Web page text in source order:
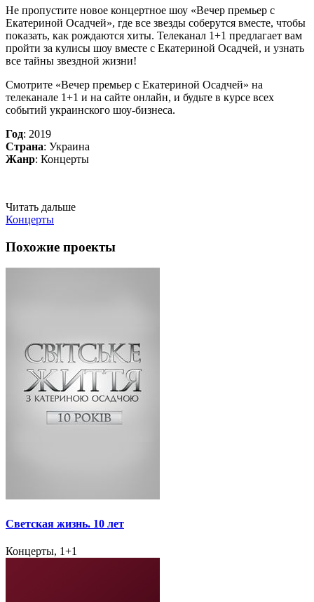
Не пропустите новое концертное шоу «Вечер премьер с
Екатериной Осадчей», где все звезды соберутся вместе, чтобы
показать, как рождаются хиты. Телеканал 1+1 предлагает вам
пройти за кулисы шоу вместе с Екатериной Осадчей, и узнать
все тайны звездной жизни!
Смотрите «Вечер премьер с Екатериной Осадчей» на
телеканале 1+1 и на сайте онлайн, и будьте в курсе всех
событий украинского шоу-бизнеса.
Год: 2019
Страна: Украина
Жанр: Концерты
Читать дальше
Концерты
Похожие проекты
Светская жизнь. 10 лет
Концерты, 1+1